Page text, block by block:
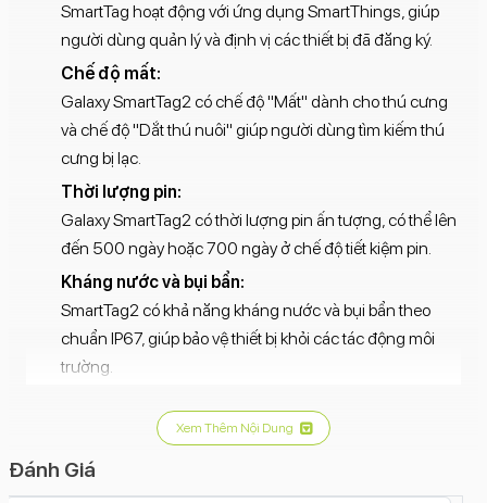
SmartTag hoạt động với ứng dụng SmartThings, giúp
người dùng quản lý và định vị các thiết bị đã đăng ký.
Chế độ mất:
Galaxy SmartTag2 có chế độ "Mất" dành cho thú cưng
và chế độ "Dắt thú nuôi" giúp người dùng tìm kiếm thú
cưng bị lạc.
Thời lượng pin:
Galaxy SmartTag2 có thời lượng pin ấn tượng, có thể lên
đến 500 ngày hoặc 700 ngày ở chế độ tiết kiệm pin.
Kháng nước và bụi bẩn:
SmartTag2 có khả năng kháng nước và bụi bẩn theo
chuẩn IP67, giúp bảo vệ thiết bị khỏi các tác động môi
trường.
Galaxy SmartTag2 hỗ trợ tìm kiếm thực tế tăng cường,
giúp người dùng dễ dàng định vị đồ vật thất lạc.
Chia sẻ vị trí:
Xem Thêm Nội Dung
Đánh Giá